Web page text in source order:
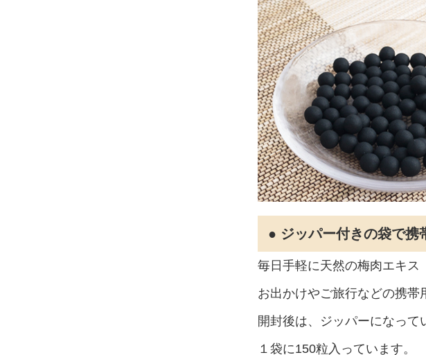
● ジッパー付きの袋で携
毎日手軽に天然の梅肉エキス
お出かけやご旅行などの携帯
開封後は、ジッパーになって
１袋に150粒入っています。